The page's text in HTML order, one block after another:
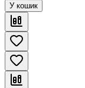
У кошик